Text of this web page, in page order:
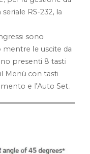
RS-232, la
sono
mentre le uscite da
presenti 8 tasti
Menù con tasti
e l’Auto Set.